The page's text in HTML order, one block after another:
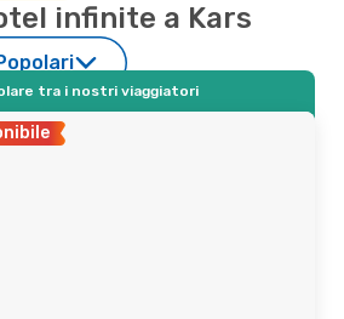
infinite a Kars
tra i nostri viaggiatori